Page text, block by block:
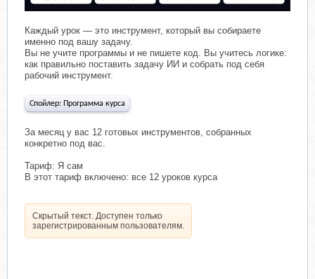
Каждый урок — это инструмент, который вы собираете
именно под вашу задачу.
Вы не учите программы и не пишете код. Вы учитесь логике:
как правильно поставить задачу ИИ и собрать под себя
рабочий инструмент.
Спойлер: Программа курса
За месяц у вас 12 готовых инструментов, собранных
конкретно под вас.
Тариф: Я сам
В этот тариф включено: все 12 уроков курса
Скрытый текст. Доступен только
зарегистрированным пользователям.